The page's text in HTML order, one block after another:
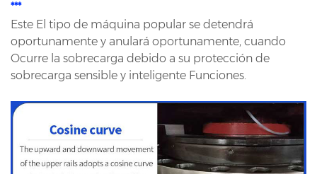
***
Este El tipo de máquina popular se detendrá
oportunamente y anulará oportunamente, cuando
Ocurre la sobrecarga debido a su protección de
sobrecarga sensible y inteligente Funciones.